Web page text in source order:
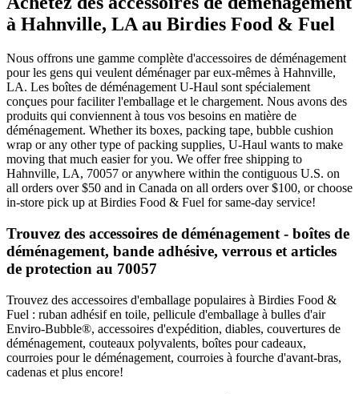
à Hahnville, LA au Birdies Food & Fuel
Nous offrons une gamme complète d'accessoires de déménagement
pour les gens qui veulent déménager par eux-mêmes à Hahnville,
LA. Les boîtes de déménagement U-Haul sont spécialement
conçues pour faciliter l'emballage et le chargement. Nous avons des
produits qui conviennent à tous vos besoins en matière de
déménagement. Whether its boxes, packing tape, bubble cushion
wrap or any other type of packing supplies, U-Haul wants to make
moving that much easier for you. We offer free shipping to
Hahnville, LA, 70057 or anywhere within the contiguous U.S. on
all orders over $50 and in Canada on all orders over $100, or choose
in-store pick up at Birdies Food & Fuel for same-day service!
Trouvez des accessoires de déménagement - boîtes de
déménagement, bande adhésive, verrous et articles
de protection au 70057
Trouvez des accessoires d'emballage populaires à Birdies Food &
Fuel : ruban adhésif en toile, pellicule d'emballage à bulles d'air
Enviro-Bubble®, accessoires d'expédition, diables, couvertures de
déménagement, couteaux polyvalents, boîtes pour cadeaux,
courroies pour le déménagement, courroies à fourche d'avant-bras,
cadenas et plus encore!